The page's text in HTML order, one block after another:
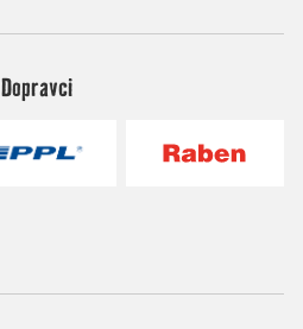
Dopravci